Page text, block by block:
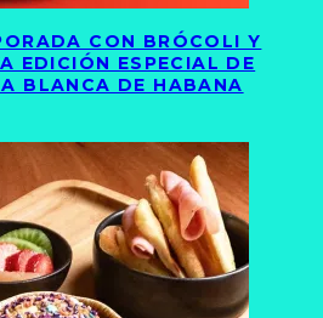
CON BRÓCOLI Y
EDICIÓN ESPECIAL DE
BLANCA DE HABANA